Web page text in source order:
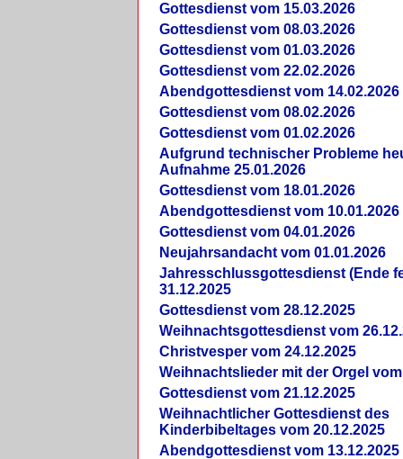
Gottesdienst vom 15.03.2026
Gottesdienst vom 08.03.2026
Gottesdienst vom 01.03.2026
Gottesdienst vom 22.02.2026
Abendgottesdienst vom 14.02.2026
Gottesdienst vom 08.02.2026
Gottesdienst vom 01.02.2026
Aufgrund technischer Probleme
Aufnahme 25.01.2026
Gottesdienst vom 18.01.2026
Abendgottesdienst vom 10.01.2026
Gottesdienst vom 04.01.2026
Neujahrsandacht vom 01.01.2026
Jahresschlussgottesdienst (Ende
31.12.2025
Gottesdienst vom 28.12.2025
Weihnachtsgottesdienst vom
Christvesper vom 24.12.2025
Weihnachtslieder mit der Orgel vom
Gottesdienst vom 21.12.2025
Weihnachtlicher Gottesdienst des
Kinderbibeltages vom 20.12.2025
Abendgottesdienst vom 13.12.2025